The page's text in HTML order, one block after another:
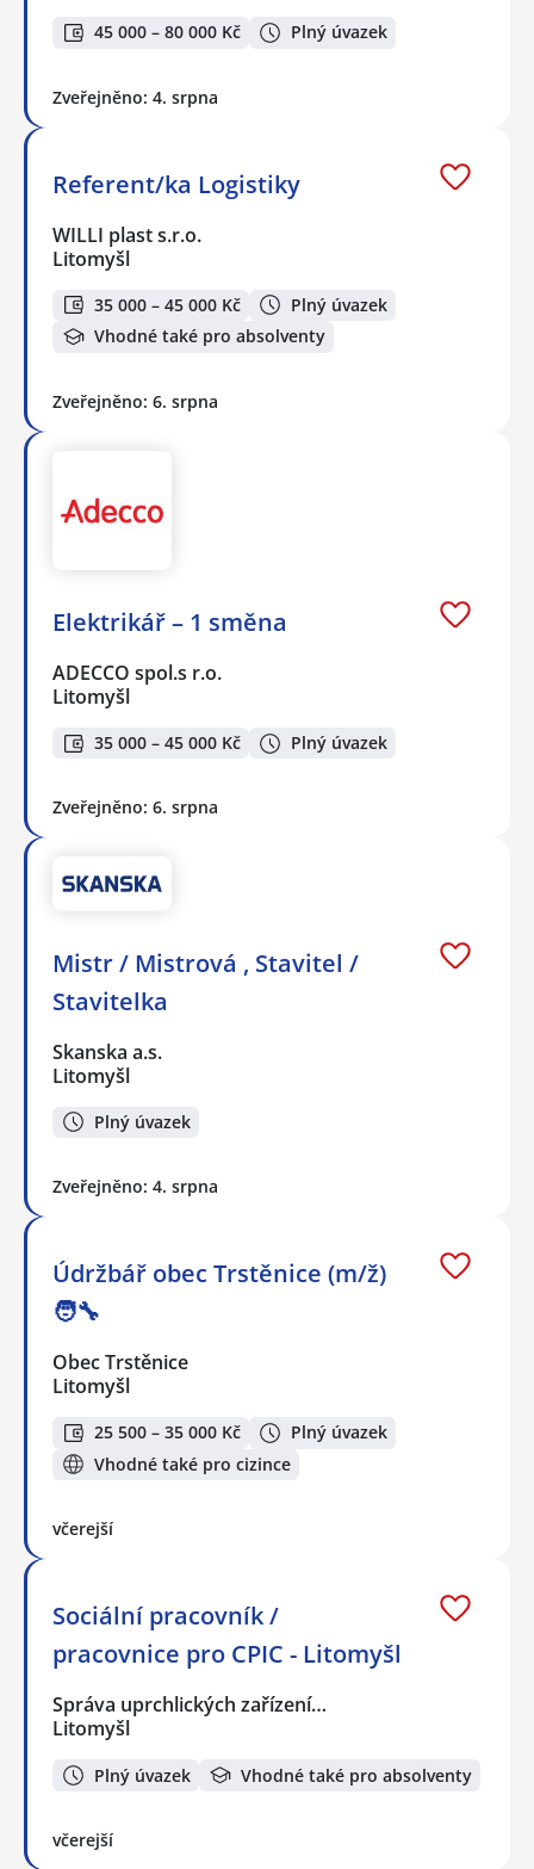
45 000 – 80 000 Kč Plný úvazek
Zveřejněno: 4. srpna
Referent/ka Logistiky
WILLI plast s.r.o.
Litomyšl
35 000 – 45 000 Kč
Plný úvazek
Vhodné také pro absolventy
Zveřejněno: 6. srpna
Elektrikář – 1 směna
ADECCO spol.s r.o.
Litomyšl
35 000 – 45 000 Kč Plný úvazek
Zveřejněno: 6. srpna
Mistr / Mistrová , Stavitel /
Stavitelka
Skanska a.s.
Litomyšl
Plný úvazek
Zveřejněno: 4. srpna
Údržbář obec Trstěnice (m/ž)
🧑‍🔧
Obec Trstěnice
Litomyšl
25 500 – 35 000 Kč
Plný úvazek
Vhodné také pro cizince
včerejší
Sociální pracovník /
pracovnice pro CPIC - Litomyšl
Správa uprchlických zařízení…
Litomyšl
Plný úvazek Vhodné také pro absolventy
včerejší